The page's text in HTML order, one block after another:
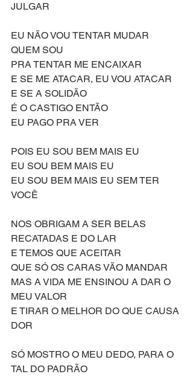
JULGAR
EU NÃO VOU TENTAR MUDAR
QUEM SOU
PRA TENTAR ME ENCAIXAR
E SE ME ATACAR, EU VOU ATACAR
E SE A SOLIDÃO
É O CASTIGO ENTÃO
EU PAGO PRA VER
POIS EU SOU BEM MAIS EU
EU SOU BEM MAIS EU
EU SOU BEM MAIS EU SEM TER
VOCÊ
NOS OBRIGAM A SER BELAS
RECATADAS E DO LAR
E TEMOS QUE ACEITAR
QUE SÓ OS CARAS VÃO MANDAR
MAS A VIDA ME ENSINOU A DAR O
MEU VALOR
E TIRAR O MELHOR DO QUE CAUSA
DOR
SÓ MOSTRO O MEU DEDO, PARA O
TAL DO PADRÃO